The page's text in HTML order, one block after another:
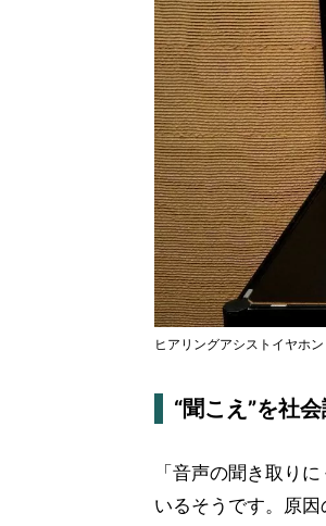
ヒアリングアシストイヤホ
“聞こえ”を社
「音声の聞き取り
いるそうです。原